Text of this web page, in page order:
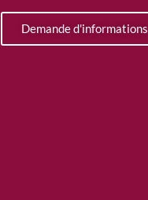
Demande d'informations